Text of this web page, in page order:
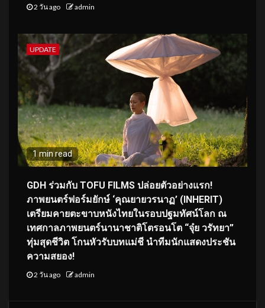
2 วัน ago admin
UPDATE
1 min read
GDH ร่วมกับ TOFU FILMS ปล่อยตัวอย่างแรก!
ภาพยนตร์ฟอร์มยักษ์ ‘คุณยายวรนาฏ’ (INHERIT)
เตรียมคายตะขาบหนังไทยในรอบปฐมทัศน์โลก ณ
เทศกาลภาพยนตร์นานาชาติโตรอนโต “จุ๋ย วรัทยา”
ทุ่มสุดชีวิต โกนหัวรับบทแม่ชี นำทีมนักแสดงประชัน
ความสยอง!
2 วัน ago admin